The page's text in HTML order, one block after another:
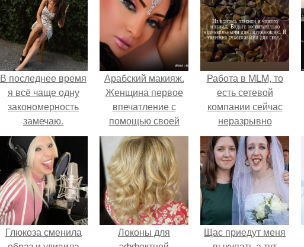
В последнее время
я всё чаще одну
закономерность
замечаю.
Арабский макияж.
Женщина первое
впечатление с
помощью своей
внешности
производит.
Работа в MLM, то
есть сетевой
компании сейчас
неразрывно
связана с создание
своего контента,
своей страницы в
соц сетях.
Глюкоза сменила
Локоны для
Щас приедут меня